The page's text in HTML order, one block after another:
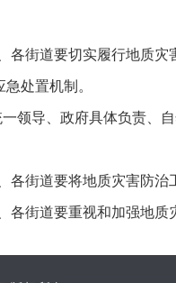
各街道要切实履行地质
处置机制。
领导、政府具体负责、
各街道要将地质灾害防
各街道要重视和加强地